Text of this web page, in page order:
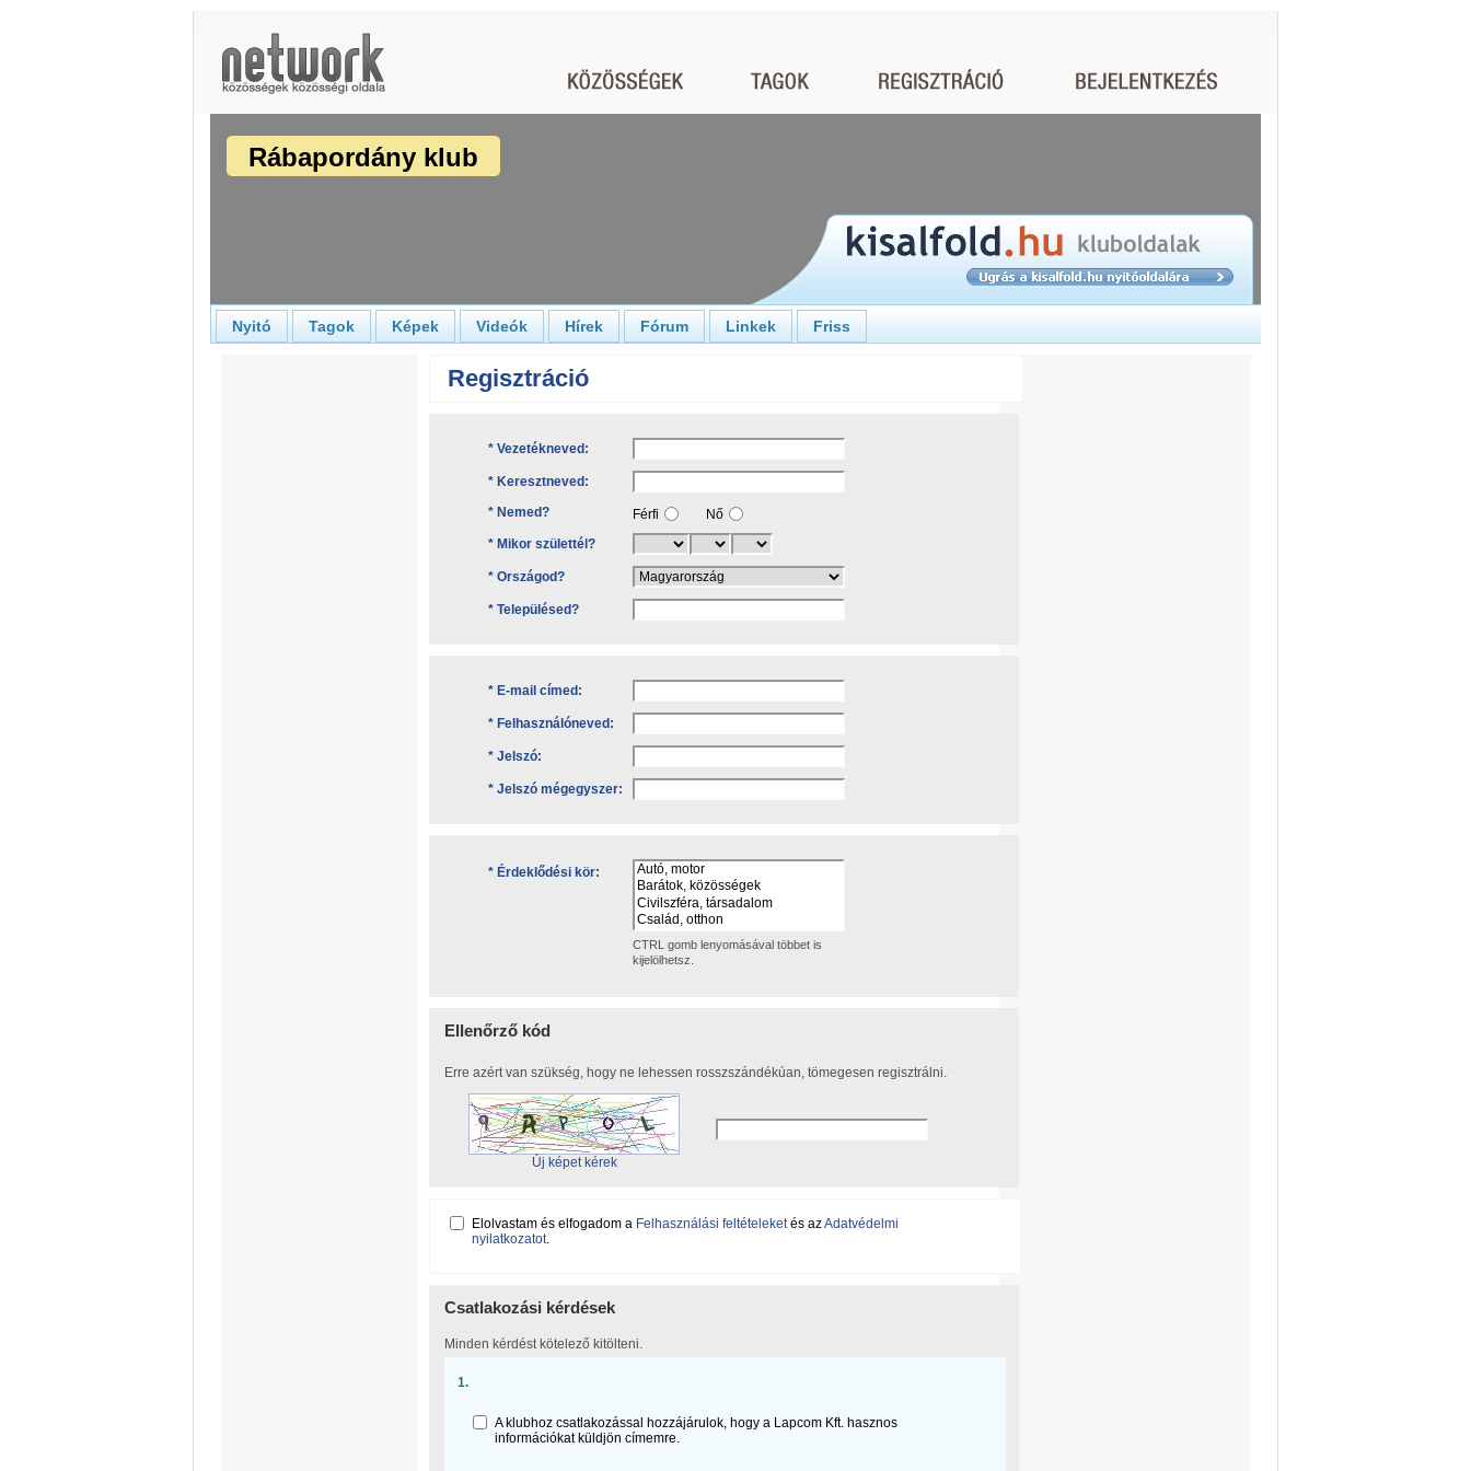
Rábapordány klub
Nyitó Tagok Képek Videók Hírek Fórum Linkek Friss
Regisztráció
* Vezetékneved:
* Keresztneved:
* Nemed?
Férfi
Nő
* Mikor születtél?
* Országod?
* Településed?
* E-mail címed:
* Felhasználóneved:
* Jelszó:
* Jelszó mégegyszer:
* Érdeklődési kör:
CTRL gomb lenyomásával többet is
kijelölhetsz.
Ellenőrző kód
Erre azért van szükség, hogy ne lehessen rosszszándékúan, tömegesen regisztrálni.
Új képet kérek
Elolvastam és elfogadom a Felhasználási feltételeketés azAdatvédelmi
nyilatkozatot.
Csatlakozási kérdések
Minden kérdést kötelező kitölteni.
1.
A klubhoz csatlakozással hozzájárulok, hogy a Lapcom Kft. hasznos
információkat küldjön címemre.